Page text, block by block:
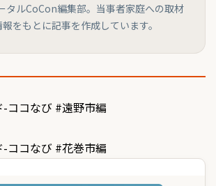
タルCoCon編集部。当事者家庭への取材
報をもとに記事を作成しています。
ココなび #遠野市編
ココなび #花巻市編